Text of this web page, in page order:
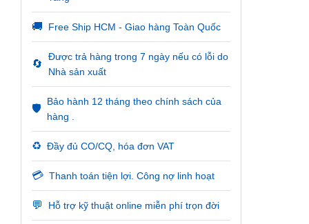
🚚 Free Ship HCM - Giao hàng Toàn Quốc
🔄
Được trả hàng trong 7 ngày nếu có lỗi do
Nhà sản xuất
🛡️
Bảo hành 12 tháng theo chính sách của
hàng .
♻️ Đầy đủ CO/CQ, hóa đơn VAT
💳 Thanh toán tiện lợi. Công nợ linh hoạt
💬 Hỗ trợ kỹ thuật online miễn phí trọn đời